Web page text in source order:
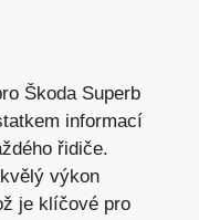
Škoda Superb
informací
řidiče.
výkon
je klíčové pro